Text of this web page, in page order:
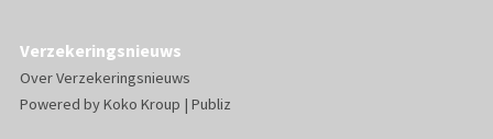
Verzekeringsnieuws
Over Verzekeringsnieuws
Powered byKoko Kroup | Publiz